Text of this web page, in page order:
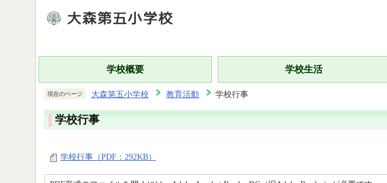
学校概要 学校生活
現在のページ 大森第五小学校 教育活動 学校行事
学校行事
学校行事（PDF：292KB）